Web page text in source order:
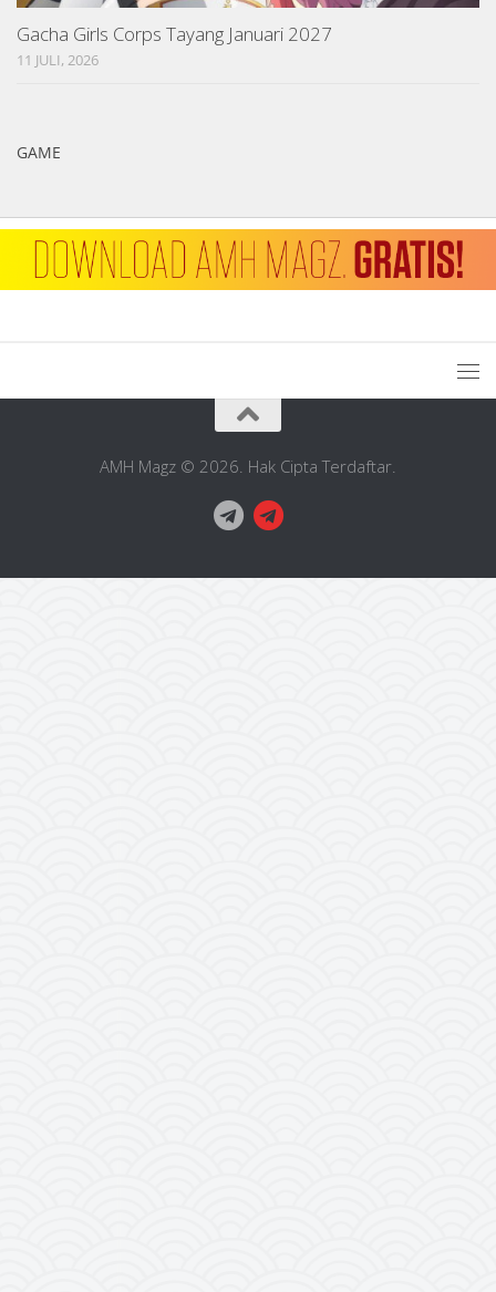
Gacha Girls Corps Tayang Januari 2027
11 JULI, 2026
GAME
AMH Magz © 2026. Hak Cipta Terdaftar.